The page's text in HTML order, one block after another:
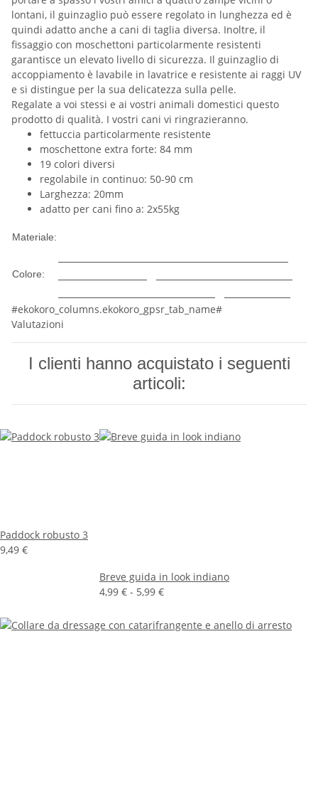
lontani, il guinzaglio può essere regolato in lunghezza ed è
quindi adatto anche a cani di taglia diversa. Inoltre, il
fissaggio con moschettoni particolarmente resistenti
garantisce un elevato livello di sicurezza. Il guinzaglio di
accoppiamento è lavabile in lavatrice e resistente ai raggi UV
e si distingue per la sua delicatezza sulla pelle.
Regalate a voi stessi e ai vostri animali domestici questo
prodotto di qualità. I vostri cani vi ringrazieranno.
fettuccia particolarmente resistente
moschettone extra forte: 84 mm
19 colori diversi
regolabile in continuo: 50-90 cm
Larghezza: 20mm
adatto per cani fino a: 2x55kg
Materiale:
Colore:
#ekokoro_columns.ekokoro_gpsr_tab_name#
Valutazioni
I clienti hanno acquistato i seguenti
articoli:
Paddock robusto 3
9,49 €
Breve guida in look indiano
4,99 € - 5,99 €